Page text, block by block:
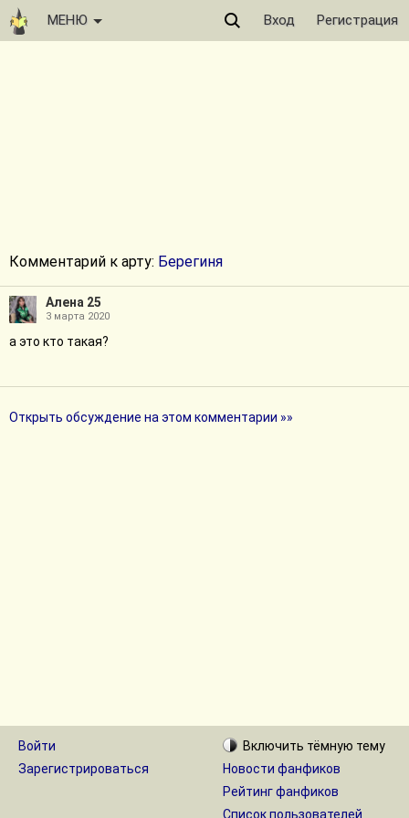
МЕНЮ Вход Регистрация
Комментарий к арту: Берегиня
Алена 25
3 марта 2020
а это кто такая?
Открыть обсуждение на этом комментарии »»
Войти
Зарегистрироваться
Включить тёмную тему
Новости фанфиков
Рейтинг фанфиков
Список пользователей